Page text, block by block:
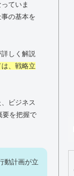
ていま
の基本を
しく解説
、戦略立
ビジネス
要を把握で
動計画が立